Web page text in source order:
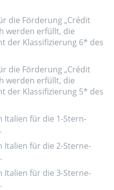
die Förderung „Crédit
werden erfüllt, die
der Klassifizierung 6* des
die Förderung „Crédit
werden erfüllt, die
der Klassifizierung 5* des
Italien für die 1-Stern-
Italien für die 2-Sterne-
Italien für die 3-Sterne-